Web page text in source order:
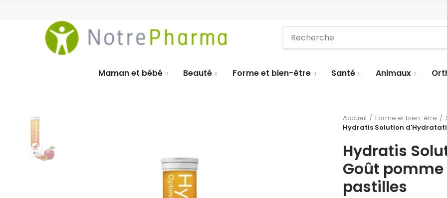
Maman et bébé Beauté Forme et bien-être Santé Animaux
Accueil Forme et bien-être
Hydratis Solution
Hydratis
Goût pomme
pastilles